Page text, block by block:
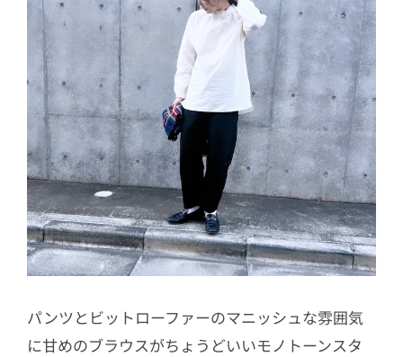
パンツとビットローファーのマニッシュな雰囲気
に甘めのブラウスがちょうどいいモノトーンスタ